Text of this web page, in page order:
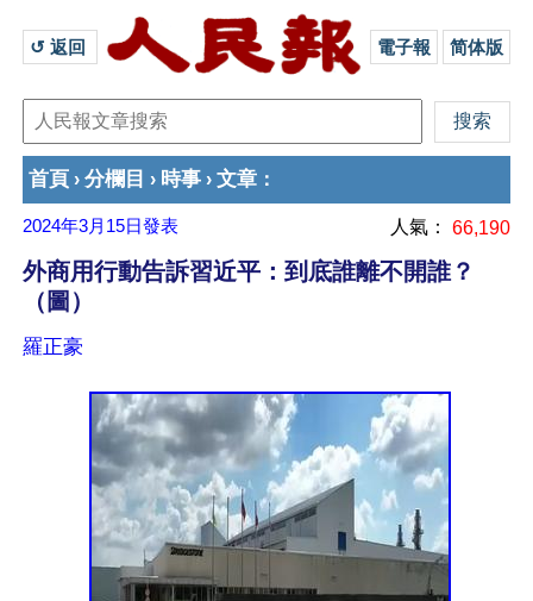
↺ 返回 電子報 简体版
首頁 › 分欄目 › 時事 › 文章 ：
2024年3月15日發表 人氣： 66,190
外商用行動告訴習近平：到底誰離不開誰？
（圖）
羅正豪